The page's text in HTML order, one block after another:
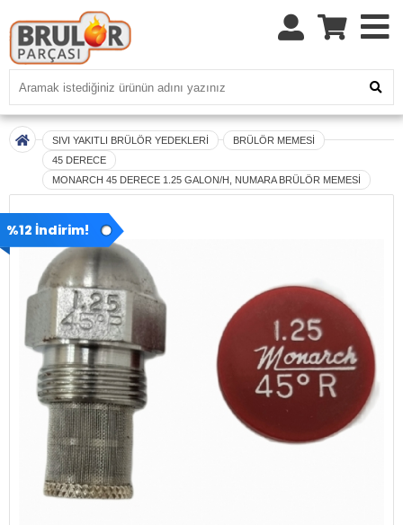
SIVI YAKITLI BRÜLÖR YEDEKLERİ
BRÜLÖR MEMESİ
45 DERECE
MONARCH 45 DERECE 1.25 GALON/H, NUMARA BRÜLÖR MEMESİ
%12 İndirim!